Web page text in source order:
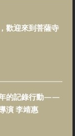
歡迎來到菩薩寺
的記錄行動——
演 李靖惠